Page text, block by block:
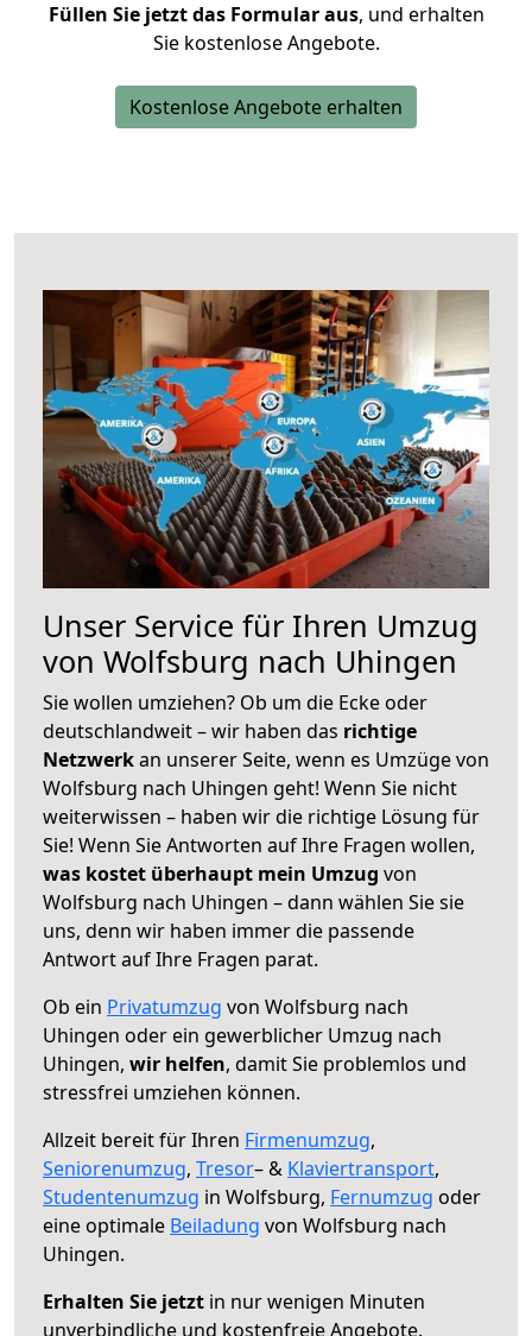
Füllen Sie jetzt das Formular aus, und erhalten
Sie kostenlose Angebote.
Kostenlose Angebote erhalten
Unser Service für Ihren Umzug
von Wolfsburg nach Uhingen
Sie wollen umziehen? Ob um die Ecke oder
deutschlandweit – wir haben das richtige
Netzwerkan unserer Seite, wenn es Umzüge von
Wolfsburg nach Uhingen geht! Wenn Sie nicht
weiterwissen – haben wir die richtige Lösung für
Sie! Wenn Sie Antworten auf Ihre Fragen wollen,
was kostet überhaupt mein Umzug von
Wolfsburg nach Uhingen – dann wählen Sie sie
uns, denn wir haben immer die passende
Antwort auf Ihre Fragen parat.
Ob ein Privatumzug von Wolfsburg nach
Uhingen oder ein gewerblicher Umzug nach
Uhingen, wir helfen, damit Sie problemlos und
stressfrei umziehen können.
Allzeit bereit für Ihren Firmenumzug,
Seniorenumzug, Tresor– & Klaviertransport,
Studentenumzug in Wolfsburg, Fernumzug oder
eine optimale Beiladung von Wolfsburg nach
Uhingen.
Erhalten Sie jetzt in nur wenigen Minuten
unverbindliche und kostenfreie Angebote.